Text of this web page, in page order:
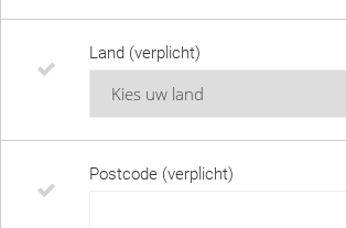
Land (verplicht)
Postcode (verplicht)